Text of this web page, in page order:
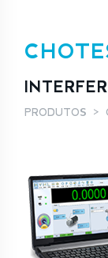
PRODUTOS